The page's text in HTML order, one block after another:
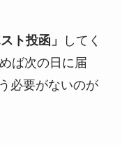
スト投函」
してく
ば次の日に届
必要がないのが